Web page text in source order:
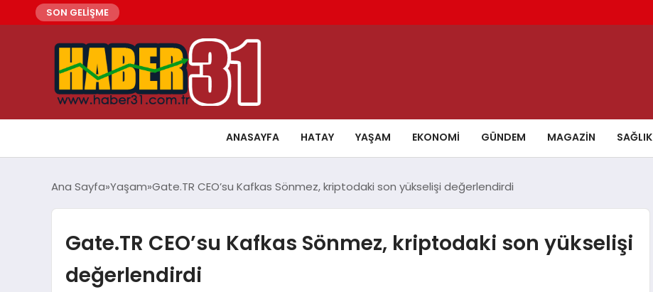
SON GELİŞME
ANASAYFA HATAY YAŞAM EKONOMI GÜNDEM MAGAZIN SAĞLIK
Ana Sayfa Yaşam Gate.TR CEO’su Kafkas Sönmez, kriptodaki son yükselişi değerlendirdi
Gate.TR CEO’su Kafkas Sönmez, kriptodaki son yükselişi
değerlendirdi